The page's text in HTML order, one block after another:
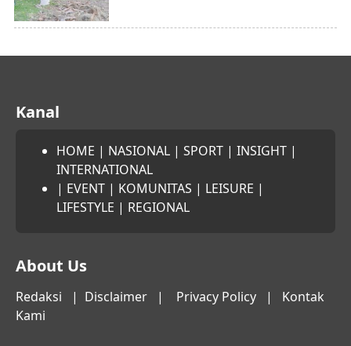
Kanal
HOME | NASIONAL | SPORT | INSIGHT |
INTERNATIONAL
| EVENT | KOMUNITAS | LEISURE |
LIFESTYLE | REGIONAL
About Us
Redaksi | Disclaimer | Privacy Policy | Kontak
Kami